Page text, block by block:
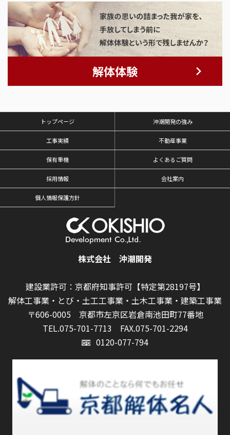
解体体験
トップページ 沖潮開発の強み
工事実績 不動産事業
保有重機 よくあるご質問
採用情報 会社案内
個人情報保護方針
株式会社 沖潮開発
建設業許可：京都府知事許可【特定第28197号】
解体工事業・とび・土工工事業・土木工事業・建築工事業
〒606-0005 京都市左京区岩倉南池田町77番地
TEL.075-701-7713 FAX.075-701-2294
0120-077-794